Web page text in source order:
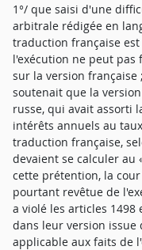
1°/ que saisi d'une
arbitrale rédigée en
traduction française
l'exécution ne peut
sur la version française
soutenait que la
russe, qui avait assorti
intérêts annuels au
traduction française,
devaient se calculer au
cette prétention, la
pourtant revêtue de
a violé les articles
dans leur version issue
applicable aux faits de